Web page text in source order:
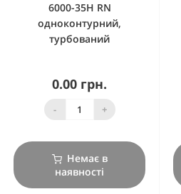
6000-35H RN
одноконтурний,
турбований
0.00 грн.
- +
Немає в
наявності